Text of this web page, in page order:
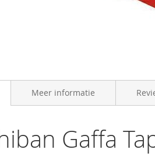
Gaffa
Meer informatie